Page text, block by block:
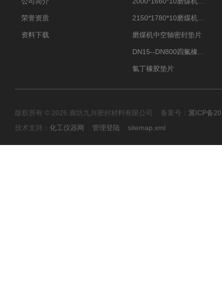
荣誉资质
资料下载 磨煤机中空轴密封垫片
氯丁橡胶垫片
版权所有 © 2026 廊坊九兴密封材料有限公司 备案号： 冀ICP备
技术支持： 化工仪器网 管理登陆 sitemap.xml